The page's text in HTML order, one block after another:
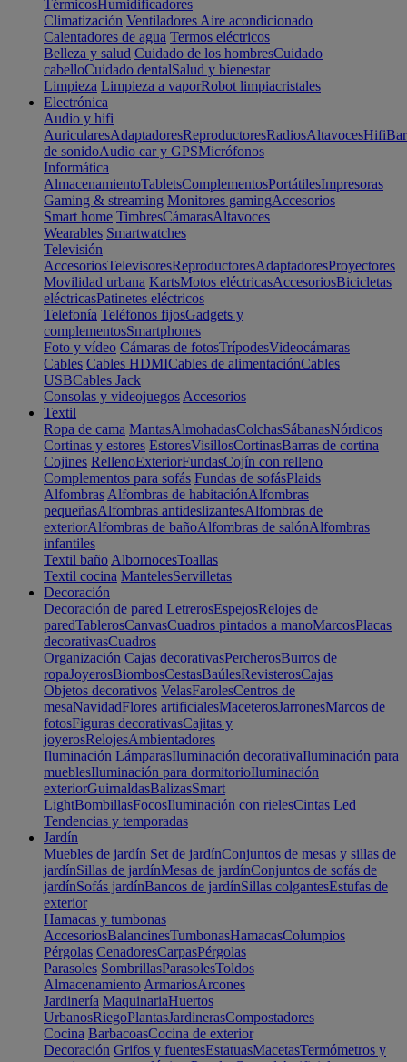
TérmicosHumidificadores
Climatización Ventiladores Aire acondicionado
Calentadores de agua Termos eléctricos
Belleza y salud Cuidado de los hombresCuidado
cabelloCuidado dentalSalud y bienestar
Limpieza Limpieza a vaporRobot limpiacristales
Electrónica
Audio y hifi
AuricularesAdaptadoresReproductoresRadiosAltavocesHifi
de sonidoAudio car y GPSMicrófonos
Informática
AlmacenamientoTabletsComplementosPortátilesImpresoras
Gaming & streaming Monitores gamingAccesorios
Smart home TimbresCámarasAltavoces
Wearables Smartwatches
Televisión
AccesoriosTelevisoresReproductoresAdaptadoresProyectores
Movilidad urbana KartsMotos eléctricasAccesoriosBicicletas
eléctricasPatinetes eléctricos
Telefonía Teléfonos fijosGadgets y
complementosSmartphones
Foto y vídeo Cámaras de fotosTrípodesVideocámaras
Cables Cables HDMICables de alimentaciónCables
USBCables Jack
Consolas y videojuegos Accesorios
Textil
Ropa de cama MantasAlmohadasColchasSábanasNórdicos
Cortinas y estores EstoresVisillosCortinasBarras de cortina
Cojines RellenoExteriorFundasCojín con relleno
Complementos para sofás Fundas de sofásPlaids
Alfombras Alfombras de habitaciónAlfombras
pequeñasAlfombras antideslizantesAlfombras de
exteriorAlfombras de bañoAlfombras de salónAlfombras
infantiles
Textil baño AlbornocesToallas
Textil cocina MantelesServilletas
Decoración
Decoración de pared LetrerosEspejosRelojes de
paredTablerosCanvasCuadros pintados a manoMarcosPlacas
decorativasCuadros
Organización Cajas decorativasPercherosBurros de
ropaJoyerosBiombosCestasBaúlesRevisterosCajas
Objetos decorativos VelasFarolesCentros de
mesaNavidadFlores artificialesMaceterosJarronesMarcos de
fotosFiguras decorativasCajitas y
joyerosRelojesAmbientadores
Iluminación LámparasIluminación decorativaIluminación para
mueblesIluminación para dormitorioIluminación
exteriorGuirnaldasBalizasSmart
LightBombillasFocosIluminación con rielesCintas Led
Tendencias y temporadas
Jardín
Muebles de jardín Set de jardínConjuntos de mesas y sillas de
jardínSillas de jardínMesas de jardínConjuntos de sofás de
jardínSofás jardínBancos de jardínSillas colgantesEstufas de
exterior
Hamacas y tumbonas
AccesoriosBalancinesTumbonasHamacasColumpios
Pérgolas CenadoresCarpasPérgolas
Parasoles SombrillasParasolesToldos
Almacenamiento ArmariosArcones
Jardinería MaquinariaHuertos
UrbanosRiegoPlantasJardinerasCompostadores
Cocina BarbacoasCocina de exterior
Decoración Grifos y fuentesEstatuasMacetasTermómetros y